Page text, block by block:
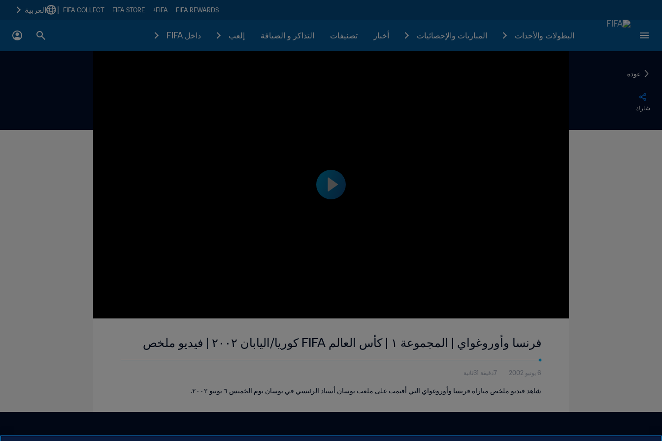
FIFA REWARDS
FIFA+
FIFA STORE
FIFA COLLECT العربية
البطولات والأحدات المباريات والإحصائيات أخبار تصنيفات التذاكر و الضيافة إلعب داخل FIFA
عودة
شارك
فرنسا وأوروغواي | المجموعة ١ | كأس العالم FIFA كوريا/اليابان ٢٠٠٢ | فيديو ملخص
6 يونيو 2002 7دقيقة 31ثانية
شاهد فيديو ملخص مباراة فرنسا وأوروغواي التي أقيمت على ملعب بوسان أسياد الرئيسي في بوسان يوم الخميس ٦ يونيو ٢٠٠٢.